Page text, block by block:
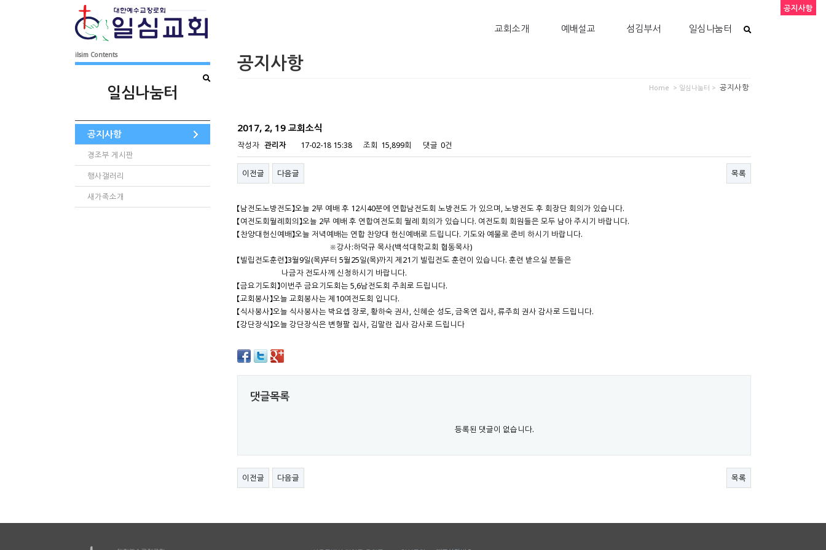
일심나눔터
섬김부서
예배설교
교회소개
ilsim Contents
일심나눔터
공지사항
경조부 게시판
행사갤러리
새가족소개
공지사항
공지사항
> 일심나눔터 >
Home
공지사항
2017, 2, 19 교회소식
작성자 관리자 17-02-18 15:38 조회 15,899회 댓글 0건
이전글 다음글 목록
【남전도노방전도】오늘 2부 예배 후 12시40분에 연합남전도회 노방전도 가 있으며, 노방전도 후 회장단 회의가 있습니다.
【여전도회월례회의】오늘 2부 예배 후 연합여전도회 월례 회의가 있습니다. 여전도회 회원들은 모두 남아 주시기 바랍니다.
【찬양대헌신예배】오늘 저녁예배는 연합 찬양대 헌신예배로 드립니다. 기도와 예물로 준비 하시기 바랍니다.
※강사:하덕규 목사(백석대학교회 협동목사)
【빌립전도훈련】3월9일(목)부터 5월25일(목)까지 제21기 빌립전도 훈련이 있습니다. 훈련 받으실 분들은
나금자 전도사께 신청하시기 바랍니다.
【금요기도회】이번주 금요기도회는 5,6남전도회 주최로 드립니다.
【교회봉사】오늘 교회봉사는 제10여전도회 입니다.
【식사봉사】오늘 식사봉사는 박요셉 장로, 황하숙 권사, 신혜순 성도, 금옥연 집사, 류주희 권사 감사로 드립니다.
【강단장식】오늘 강단장식은 변형팔 집사, 김말란 집사 감사로 드립니다
댓글목록
등록된 댓글이 없습니다.
이전글 다음글 목록